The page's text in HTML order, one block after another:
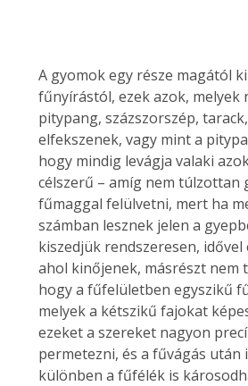
Okoselőfizetés
A Laptapiron elérhetők az
Ezermester, az Ezermester
Extra és az Ezermester Old
Timer lapszámai,
visszamenőleg is! A Laptapir új,
innovatív, praktikus és egyedi
megoldás a nyomtatott
magazinok digitális olvasására
számítógépen, okostelefonon
Együtt
könyvek
áron, 0
A gyomok egy része magától
fűnyírástól, ezek azok, melyek
pitypang, százszorszép,
elfekszenek, vagy mint a
hogy mindig levágja valaki
célszerű – amíg nem
fűmaggal felülvetni, mert ha
számban lesznek jelen a
kiszedjük rendszeresen,
ahol kinőjenek, másrészt nem
hogy a fűfelületben egyszikű
melyek a kétszikű fajokat
ezeket a szereket nagyon
permetezni, és a fűvágás
különben a fűfélék is